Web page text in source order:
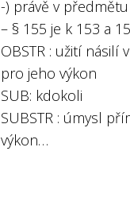
-) právě v
– § 155 je k 153 a
OBSTR : užití
pro jeho výkon
SUB: kdokoli
SUBSTR : úmysl
výkon…